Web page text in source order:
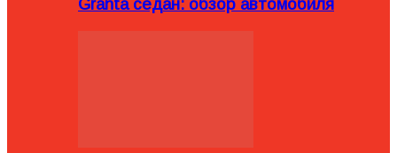
Granta седан: обзор автомобиля